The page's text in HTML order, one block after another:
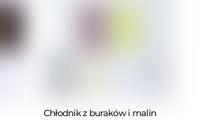
Chłodnik z buraków i malin